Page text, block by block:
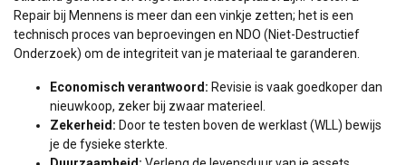
Repair bij Mennens is meer dan een vinkje zetten; het is een
technisch proces van beproevingen en NDO (Niet-Destructief
Onderzoek) om de integriteit van je materiaal te garanderen.
Economisch verantwoord: Revisie is vaak goedkoper dan
nieuwkoop, zeker bij zwaar materieel.
Zekerheid: Door te testen boven de werklast (WLL) bewijs
je de fysieke sterkte.